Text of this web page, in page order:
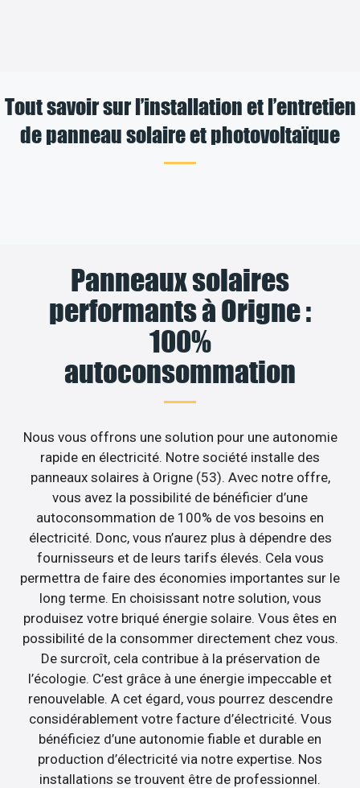
Tout savoir sur l’installation et l’entretien
de panneau solaire et photovoltaïque
Panneaux solaires
performants à Origne :
100%
autoconsommation
Nous vous offrons une solution pour une autonomie
rapide en électricité. Notre société installe des
panneaux solaires à Origne (53). Avec notre offre,
vous avez la possibilité de bénéficier d’une
autoconsommation de 100% de vos besoins en
électricité. Donc, vous n’aurez plus à dépendre des
fournisseurs et de leurs tarifs élevés. Cela vous
permettra de faire des économies importantes sur le
long terme. En choisissant notre solution, vous
produisez votre briqué énergie solaire. Vous êtes en
possibilité de la consommer directement chez vous.
De surcroît, cela contribue à la préservation de
l’écologie. C’est grâce à une énergie impeccable et
renouvelable. A cet égard, vous pourrez descendre
considérablement votre facture d’électricité. Vous
bénéficiez d’une autonomie fiable et durable en
production d’électricité via notre expertise. Nos
installations se trouvent être de professionnel.